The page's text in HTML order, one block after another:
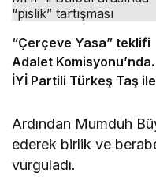
“Çerçeve Yasa” teklifi
Adalet
İYİ Partili Türkeş Taş ile
“pislik” tartışması
Ardından Mumduh
ederek birlik ve
vurguladı.